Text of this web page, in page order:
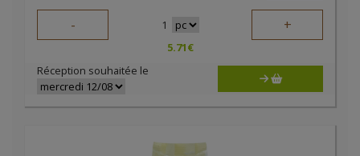
- 1 +
5.71€
Réception souhaitée le